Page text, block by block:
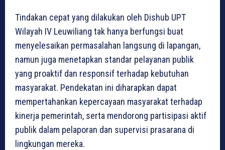
Tindakan cepat yang dilakukan oleh Dishub UPT
Wilayah IV Leuwiliang tak hanya berfungsi buat
menyelesaikan permasalahan langsung di lapangan,
namun juga menetapkan standar pelayanan publik
yang proaktif dan responsif terhadap kebutuhan
masyarakat. Pendekatan ini diharapkan dapat
mempertahankan kepercayaan masyarakat terhadap
kinerja pemerintah, serta mendorong partisipasi aktif
publik dalam pelaporan dan supervisi prasarana di
lingkungan mereka.